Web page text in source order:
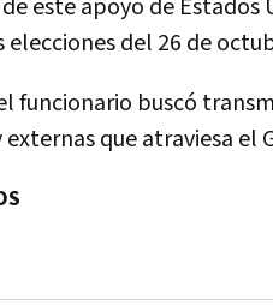
este apoyo de Estados
elecciones del 26 de
funcionario buscó
que atraviesa el